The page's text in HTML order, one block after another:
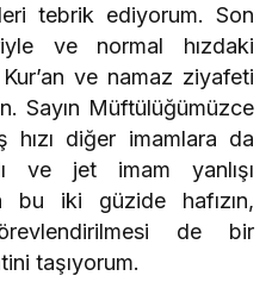
tebrik ediyorum. Son
ve normal hızdaki
ve namaz ziyafeti
Sayın Müftülüğümüzce
hızı diğer imamlara da
ve jet imam yanlışı
bu iki güzide hafızın,
de bir
taşıyorum.